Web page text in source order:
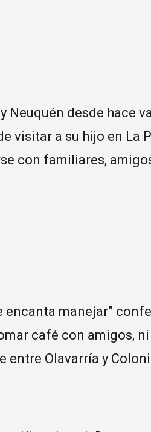
Neuquén desde hace
visitar a su hijo en La
con familiares,
encanta manejar”
café con amigos,
entre Olavarría y